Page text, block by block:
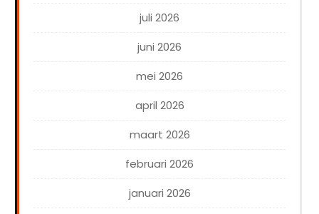
juli 2026
juni 2026
mei 2026
april 2026
maart 2026
februari 2026
januari 2026